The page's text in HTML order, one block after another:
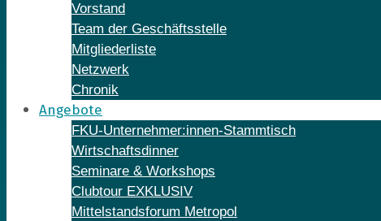
Vorstand
Team der Geschäftsstelle
Mitgliederliste
Netzwerk
Chronik
Angebote
FKU-Unternehmer:innen-Stammtisch
Wirtschaftsdinner
Seminare & Workshops
Clubtour EXKLUSIV
Mittelstandsforum Metropol